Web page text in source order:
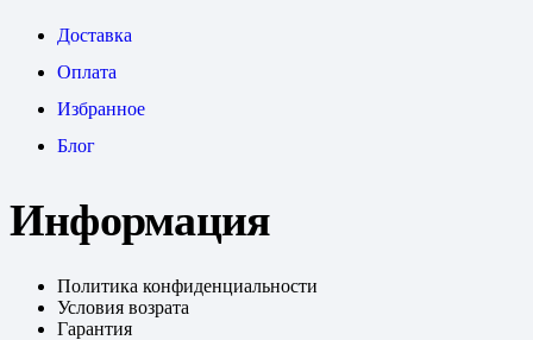
Доставка
Оплата
Избранное
Блог
Информация
Политика конфиденциальности
Условия возрата
Гарантия